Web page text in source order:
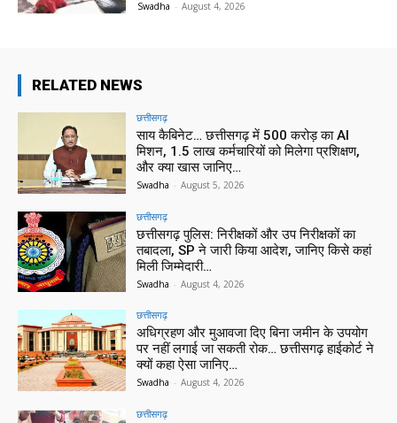
Swadha - August 4, 2026
RELATED NEWS
छत्तीसगढ़
साय कैबिनेट… छत्तीसगढ़ में 500 करोड़ का AI
मिशन, 1.5 लाख कर्मचारियों को मिलेगा प्रशिक्षण,
और क्या खास जानिए…
Swadha - August 5, 2026
छत्तीसगढ़
छत्तीसगढ़ पुलिस: निरीक्षकों और उप निरीक्षकों का
तबादला, SP ने जारी किया आदेश, जानिए किसे कहां
मिली जिम्मेदारी…
Swadha - August 4, 2026
छत्तीसगढ़
अधिग्रहण और मुआवजा दिए बिना जमीन के उपयोग
पर नहीं लगाई जा सकती रोक… छत्तीसगढ़ हाईकोर्ट ने
क्यों कहा ऐसा जानिए…
Swadha - August 4, 2026
छत्तीसगढ़